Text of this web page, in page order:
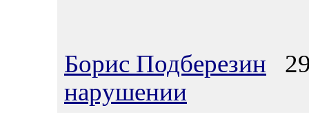
Борис Подберезин
нарушении